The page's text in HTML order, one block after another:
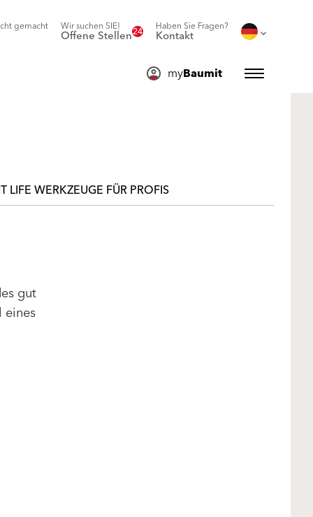
gemacht Wir suchen SIE!
Offene Stellen24 Haben Sie Fragen?
Kontakt
myBaumit
LIFE WERKZEUGE FÜR PROFIS
gut
eines